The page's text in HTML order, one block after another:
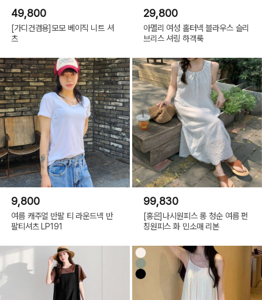
49,800
[가디건겸용]모모 베이직 니트 셔
츠
29,800
아멜리 여성 홀터넥 블라우스 슬리
브리스 셔링 하객룩
9,800
여름 캐주얼 반팔 티 라운드넥 반
팔티셔츠 LP191
99,830
[홍은]나시원피스 롱 청순 여름 펀
칭원피스 화 민소매 리본